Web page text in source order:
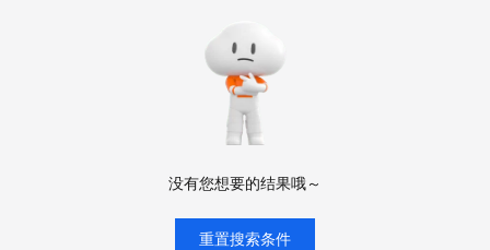
没有您想要的结果哦～
重置搜索条件